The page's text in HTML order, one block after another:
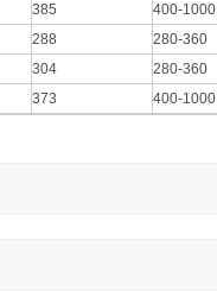
385 400-1000
288 280-360
304 280-360
373 400-1000